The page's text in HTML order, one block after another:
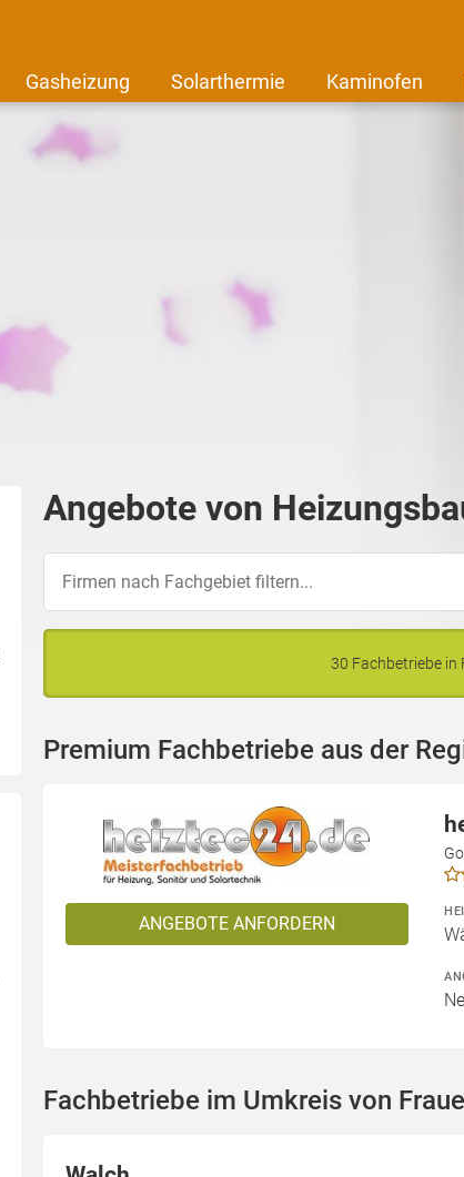
Gasheizung Solarthermie Kaminofen
Angebote von
30 Fachbetriebe in
Premium Fachbetriebe aus der
ANGEBOTE ANFORDERN
Fachbetriebe im Umkreis von